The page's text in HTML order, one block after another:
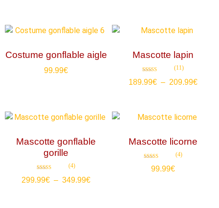
Costume gonflable aigle
99.99€
Mascotte lapin
4.64
(11)
189.99€ – 209.99€
Mascotte gonflable
gorille
4.50
(4)
299.99€ – 349.99€
Mascotte licorne
4.75
(4)
99.99€